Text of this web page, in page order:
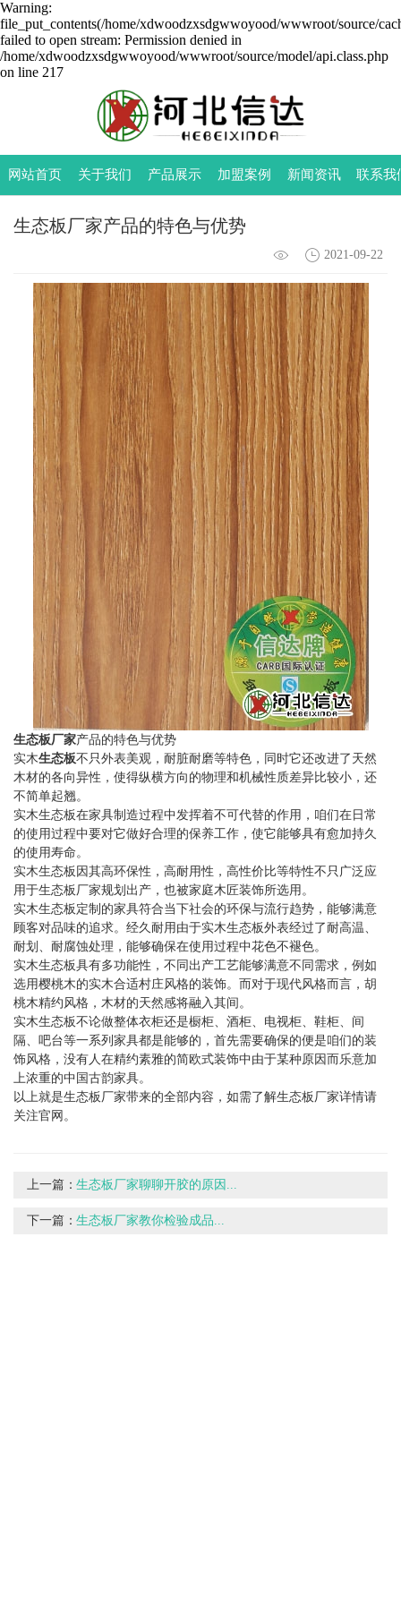
Warning:
file_put_contents(/home/xdwoodzxsdgwwoyood/wwwroot/source/
failed to open stream: Permission denied in
/home/xdwoodzxsdgwwoyood/wwwroot/source/model/api.class.php
on line 217
网站首页 关于我们 产品展示 加盟案例 新闻资讯 联系我
生态板厂家产品的特色与优势
2021-09-22
生态板厂家产品的特色与优势
实木生态板不只外表美观，耐脏耐磨等特色，同时它还改进了天然
木材的各向异性，使得纵横方向的物理和机械性质差异比较小，还
不简单起翘。
实木生态板在家具制造过程中发挥着不可代替的作用，咱们在日常
的使用过程中要对它做好合理的保养工作，使它能够具有愈加持久
的使用寿命。
实木生态板因其高环保性，高耐用性，高性价比等特性不只广泛应
用于生态板厂家规划出产，也被家庭木匠装饰所选用。
实木生态板定制的家具符合当下社会的环保与流行趋势，能够满意
顾客对品味的追求。经久耐用由于实木生态板外表经过了耐高温、
耐划、耐腐蚀处理，能够确保在使用过程中花色不褪色。
实木生态板具有多功能性，不同出产工艺能够满意不同需求，例如
选用樱桃木的实木合适村庄风格的装饰。而对于现代风格而言，胡
桃木精约风格，木材的天然感将融入其间。
实木生态板不论做整体衣柜还是橱柜、酒柜、电视柜、鞋柜、间
隔、吧台等一系列家具都是能够的，首先需要确保的便是咱们的装
饰风格，没有人在精约素雅的简欧式装饰中由于某种原因而乐意加
上浓重的中国古韵家具。
以上就是生态板厂家带来的全部内容，如需了解生态板厂家详情请
关注官网。
上一篇：生态板厂家聊聊开胶的原因...
下一篇：生态板厂家教你检验成品...